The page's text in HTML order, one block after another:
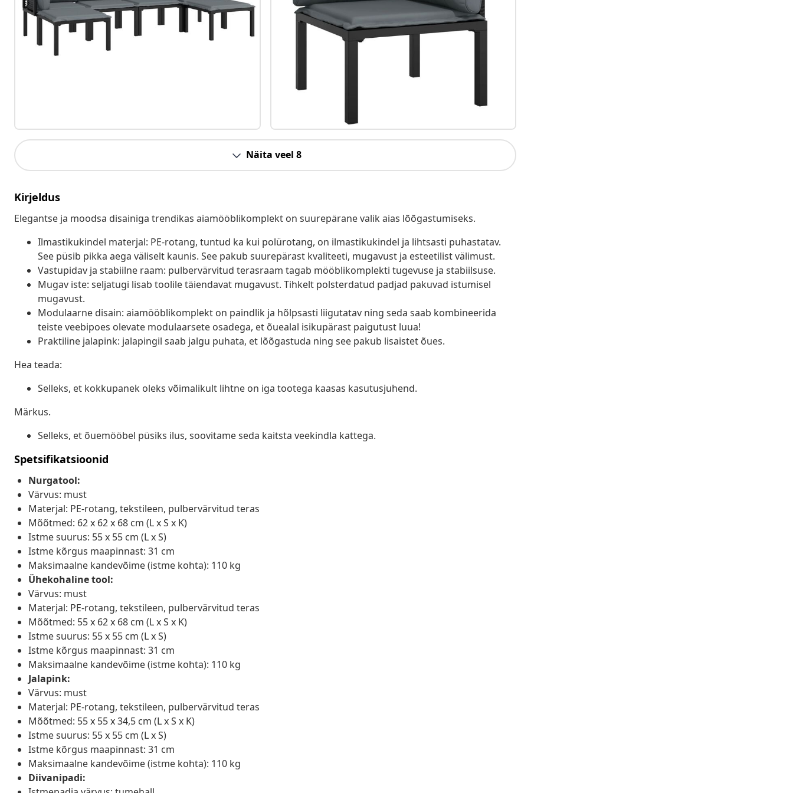
Näita veel 8
Kirjeldus
Elegantse ja moodsa disainiga trendikas aiamööblikomplekt on suurepärane valik aias lõõgastumiseks.
Ilmastikukindel materjal: PE-rotang, tuntud ka kui polürotang, on ilmastikukindel ja lihtsasti puhastatav.
See püsib pikka aega väliselt kaunis. See pakub suurepärast kvaliteeti, mugavust ja esteetilist välimust.
Vastupidav ja stabiilne raam: pulbervärvitud terasraam tagab mööblikomplekti tugevuse ja stabiilsuse.
Mugav iste: seljatugi lisab toolile täiendavat mugavust. Tihkelt polsterdatud padjad pakuvad istumisel
mugavust.
Modulaarne disain: aiamööblikomplekt on paindlik ja hõlpsasti liigutatav ning seda saab kombineerida
teiste veebipoes olevate modulaarsete osadega, et õuealal isikupärast paigutust luua!
Praktiline jalapink: jalapingil saab jalgu puhata, et lõõgastuda ning see pakub lisaistet õues.
Hea teada:
Selleks, et kokkupanek oleks võimalikult lihtne on iga tootega kaasas kasutusjuhend.
Märkus.
Selleks, et õuemööbel püsiks ilus, soovitame seda kaitsta veekindla kattega.
Spetsifikatsioonid
Nurgatool:
Värvus: must
Materjal: PE-rotang, tekstileen, pulbervärvitud teras
Mõõtmed: 62 x 62 x 68 cm (L x S x K)
Istme suurus: 55 x 55 cm (L x S)
Istme kõrgus maapinnast: 31 cm
Maksimaalne kandevõime (istme kohta): 110 kg
Ühekohaline tool:
Värvus: must
Materjal: PE-rotang, tekstileen, pulbervärvitud teras
Mõõtmed: 55 x 62 x 68 cm (L x S x K)
Istme suurus: 55 x 55 cm (L x S)
Istme kõrgus maapinnast: 31 cm
Maksimaalne kandevõime (istme kohta): 110 kg
Jalapink:
Värvus: must
Materjal: PE-rotang, tekstileen, pulbervärvitud teras
Mõõtmed: 55 x 55 x 34,5 cm (L x S x K)
Istme suurus: 55 x 55 cm (L x S)
Istme kõrgus maapinnast: 31 cm
Maksimaalne kandevõime (istme kohta): 110 kg
Diivanipadi: